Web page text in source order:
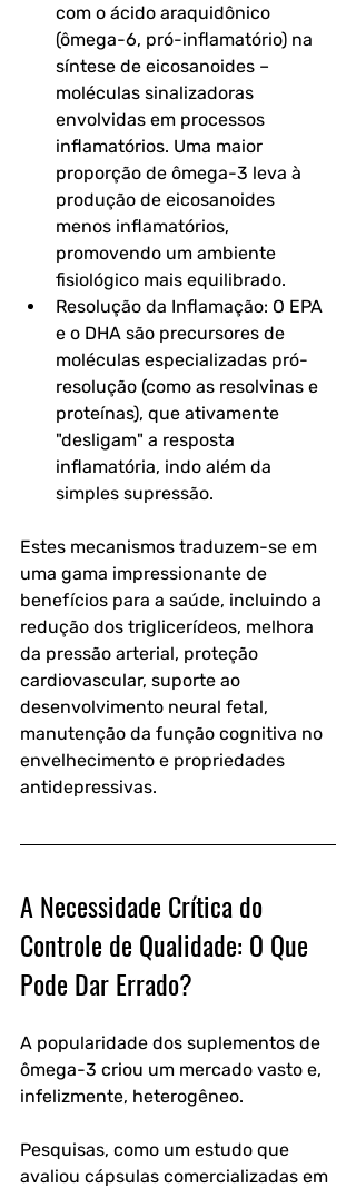
com o ácido araquidônico
(ômega-6, pró-inflamatório) na
síntese de eicosanoides –
moléculas sinalizadoras
envolvidas em processos
inflamatórios. Uma maior
proporção de ômega-3 leva à
produção de eicosanoides
menos inflamatórios,
promovendo um ambiente
fisiológico mais equilibrado.
Resolução da Inflamação: O EPA
e o DHA são precursores de
moléculas especializadas pró-
resolução (como as resolvinas e
proteínas), que ativamente
"desligam" a resposta
inflamatória, indo além da
simples supressão.
Estes mecanismos traduzem-se em
uma gama impressionante de
benefícios para a saúde, incluindo a
redução dos triglicerídeos, melhora
da pressão arterial, proteção
cardiovascular, suporte ao
desenvolvimento neural fetal,
manutenção da função cognitiva no
envelhecimento e propriedades
antidepressivas.
A Necessidade Crítica do
Controle de Qualidade: O Que
Pode Dar Errado?
A popularidade dos suplementos de
ômega-3 criou um mercado vasto e,
infelizmente, heterogêneo.
Pesquisas, como um estudo que
avaliou cápsulas comercializadas em